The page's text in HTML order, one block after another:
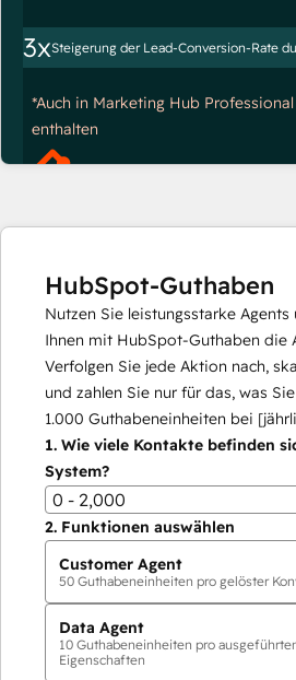
3xSteigerung der Lead-Conversion-Rate
*Auch in Marketing Hub
enthalten
HubSpot-Guthaben
Nutzen Sie leistungsstarke
Ihnen mit HubSpot-Guthaben die
Verfolgen Sie jede Aktion nach,
und zahlen Sie nur für das, was
1.000 Guthabeneinheiten bei
1. Wie viele Kontakte befinden
System?
0 - 2,000
2. Funktionen auswählen
Customer Agent
50 Guthabeneinheiten pro gelöster
Data Agent
10 Guthabeneinheiten pro
Eigenschaften